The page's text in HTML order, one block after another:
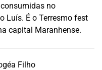
no
Luís. É o Terresmo fest
capital Maranhense.
Filho